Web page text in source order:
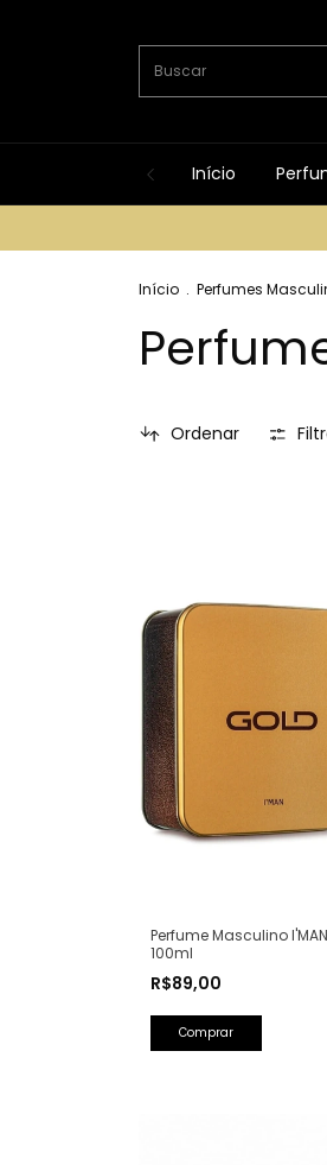
Início
Início . Perfumes
Ordenar
Perfume Masculino
100ml
R$89,00